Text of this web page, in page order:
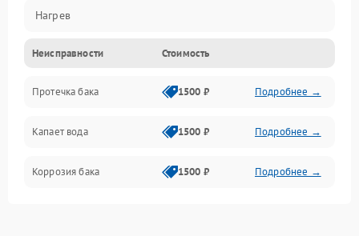
Нагрев
Датчики
Механика
Неисправности Стоимость
Протечка бака 1500 ₽ Подробнее →
Капает вода 1500 ₽ Подробнее →
Коррозия бака 1500 ₽ Подробнее →